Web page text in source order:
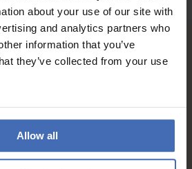
about your use of our site with
and analytics partners who
information that you’ve
they’ve collected from your use
Allow all
& Ratenzahlung bis
5'000.-